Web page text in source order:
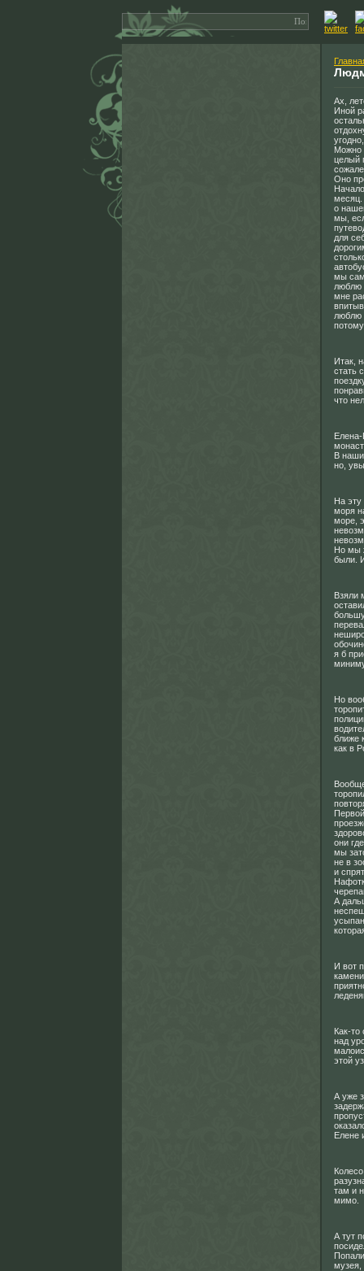
Ах,
Иной
Можно
целый
Оно
месяц.
о
мы,
для
мы
люблю
мне
люблю
Итак,
стать
что
В
но,
На эту
моря
море,
Но мы
были.
Взяли
я б
Но
ближе
как в
они
мы
не в
и
А
И вот
Как-то
над
этой
А уже
Елене
там и
мимо.
А тут
музея,